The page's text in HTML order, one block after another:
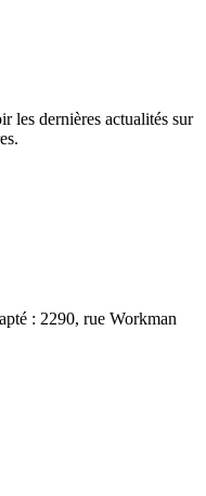
les dernières actualités sur
: 2290, rue Workman